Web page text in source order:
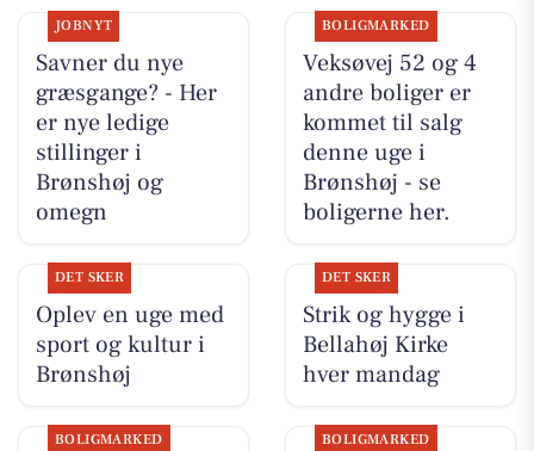
JOBNYT
Savner du nye
græsgange? - Her
er nye ledige
stillinger i
Brønshøj og
omegn
BOLIGMARKED
Veksøvej 52 og 4
andre boliger er
kommet til salg
denne uge i
Brønshøj - se
boligerne her.
DET SKER
Oplev en uge med
sport og kultur i
Brønshøj
DET SKER
Strik og hygge i
Bellahøj Kirke
hver mandag
BOLIGMARKED BOLIGMARKED